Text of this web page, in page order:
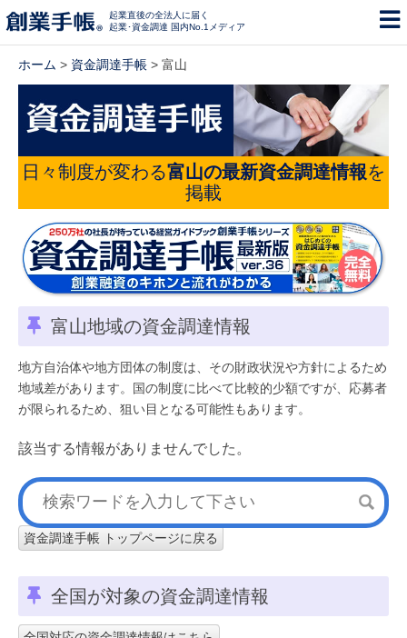
起業直後の全法人に届く
起業･資金調達 国内No.1メディア
ホーム > 資金調達手帳 > 富山
日々制度が変わる富山の最新資金調達情報を
掲載
富山地域の資金調達情報
地方自治体や地方団体の制度は、その財政状況や方針によるため
地域差があります。国の制度に比べて比較的少額ですが、応募者
が限られるため、狙い目となる可能性もあります。
該当する情報がありませんでした。
資金調達手帳 トップページに戻る
全国が対象の資金調達情報